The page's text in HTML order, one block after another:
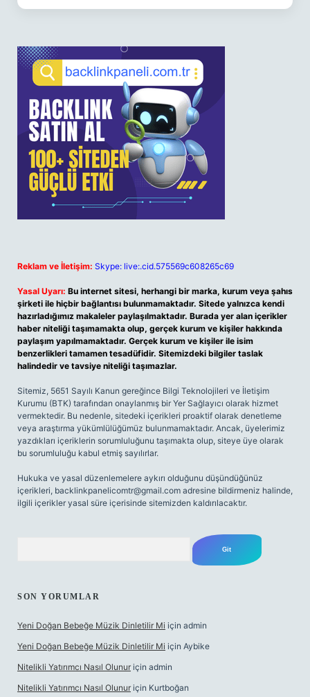
Reklam ve İletişim: Skype: live:.cid.575569c608265c69
Yasal Uyarı: Bu internet sitesi, herhangi bir marka, kurum veya şahıs
şirketi ile hiçbir bağlantısı bulunmamaktadır. Sitede yalnızca kendi
hazırladığımız makaleler paylaşılmaktadır. Burada yer alan içerikler
haber niteliği taşımamakta olup, gerçek kurum ve kişiler hakkında
paylaşım yapılmamaktadır. Gerçek kurum ve kişiler ile isim
benzerlikleri tamamen tesadüfidir. Sitemizdeki bilgiler taslak
halindedir ve tavsiye niteliği taşımazlar.
Sitemiz, 5651 Sayılı Kanun gereğince Bilgi Teknolojileri ve İletişim
Kurumu (BTK) tarafından onaylanmış bir Yer Sağlayıcı olarak hizmet
vermektedir. Bu nedenle, sitedeki içerikleri proaktif olarak denetleme
veya araştırma yükümlülüğümüz bulunmamaktadır. Ancak, üyelerimiz
yazdıkları içeriklerin sorumluluğunu taşımakta olup, siteye üye olarak
bu sorumluluğu kabul etmiş sayılırlar.
Hukuka ve yasal düzenlemelere aykırı olduğunu düşündüğünüz
içerikleri, backlinkpanelicomtr@gmail.com adresine bildirmeniz halinde,
ilgili içerikler yasal süre içerisinde sitemizden kaldırılacaktır.
SON YORUMLAR
Yeni Doğan Bebeğe Müzik Dinletilir Mi için admin
Yeni Doğan Bebeğe Müzik Dinletilir Mi için Aybike
Nitelikli Yatırımcı Nasıl Olunur için admin
Nitelikli Yatırımcı Nasıl Olunur için Kurtboğan